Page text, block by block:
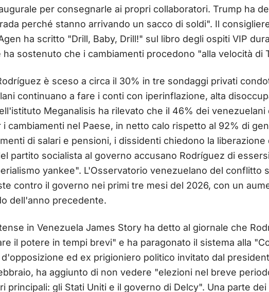
per consegnarle ai propri collaboratori. Trump ha
perché stanno arrivando un sacco di soldi". Il
ha scritto "Drill, Baby, Drill!" sul libro degli ospiti VIP
ha sostenuto che i cambiamenti procedono "alla velocità di
è sceso a circa il 30% in tre sondaggi privati
continuano a fare i conti con iperinflazione, alta
Meganalisis ha rilevato che il 46% dei venezuelani
cambiamenti nel Paese, in netto calo rispetto al 92% di
di salari e pensioni, i dissidenti chiedono la liberazione
partito socialista al governo accusano Rodríguez di
yankee". L'Osservatorio venezuelano del conflitto
contro il governo nei primi tre mesi del 2026, con un
dell'anno precedente.
in Venezuela James Story ha detto al giornale che
il potere in tempi brevi" e ha paragonato il sistema alla
ed ex prigioniero politico invitato dal
ha aggiunto di non vedere "elezioni nel breve
principali: gli Stati Uniti e il governo di Delcy". Una parte